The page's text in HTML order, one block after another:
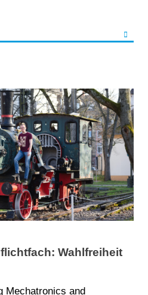
Wahlfreiheit
Mechatronics and